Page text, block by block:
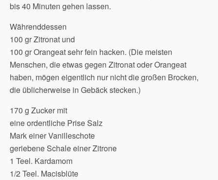
bis 40 Minuten gehen lassen.
Währenddessen
100 gr Zitronat und
100 gr Orangeat sehr fein hacken. (Die meisten
Menschen, die etwas gegen Zitronat oder Orangeat
haben, mögen eigentlich nur nicht die großen Brocken,
die üblicherweise in Gebäck stecken.)
170 g Zucker mit
eine ordentliche Prise Salz
Mark einer Vanilleschote
geriebene Schale einer Zitrone
1 Teel. Kardamom
1/2 Teel. Macisblüte